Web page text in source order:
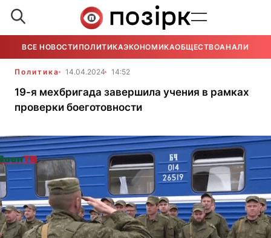
ВСЕ НОВОСТИ ПОЛИТИКАЭКОНОМИКАОБЩЕСТВОАНАЛИТИКА
Политика 14.04.2024 14:52
19-я мехбригада завершила учения в рамках
проверки боеготовности